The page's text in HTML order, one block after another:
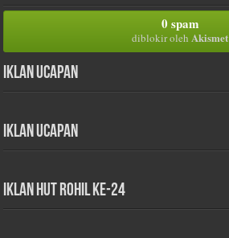
0 spam
diblokir oleh Akismet
Iklan Ucapan
Iklan Ucapan
iklan HUT Rohil Ke-24